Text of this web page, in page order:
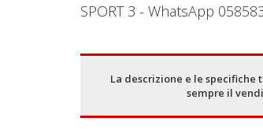
SPORT 3 - WhatsApp
La descrizione e le
sempre il